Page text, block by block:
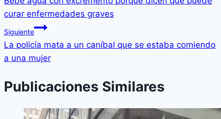
curar enfermedades graves
Siguiente
La policía mata a un caníbal que se estaba comiendo
a una mujer
Publicaciones Similares